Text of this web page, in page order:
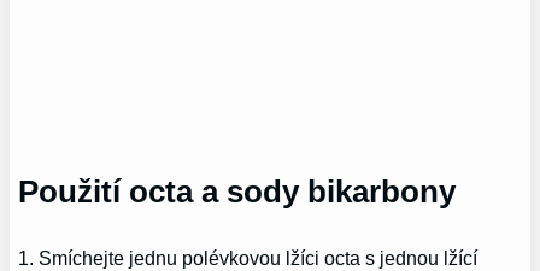
Použití octa a sody bikarbony
1. Smíchejte jednu polévkovou lžíci octa s jednou lžící